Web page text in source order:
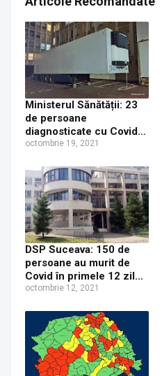
Ministerul Sănătății: 23
de persoane
diagnosticate cu Covid-
19 au murit, luni, în
octombrie 19, 2021
DSP Suceava: 150 de
persoane au murit de
Covid în primele 12 zile
din luna octombrie, în
octombrie 12, 2021